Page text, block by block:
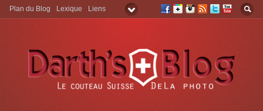
Plan du Blog Lexique Liens